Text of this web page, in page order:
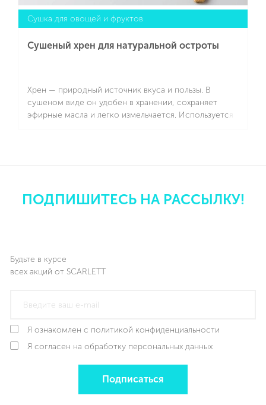
Сушка для овощей и фруктов
Сушеный хрен для натуральной остроты
Хрен — природный источник вкуса и пользы. В
сушеном виде он удобен в хранении, сохраняет
эфирные масла и легко измельчается. Используется
ПОДПИШИТЕСЬ НА РАССЫЛКУ!
Будьте в курсе
всех акций от SCARLETT
Я ознакомлен с политикой конфиденциальности
Я согласен на обработку персональных данных
Подписаться